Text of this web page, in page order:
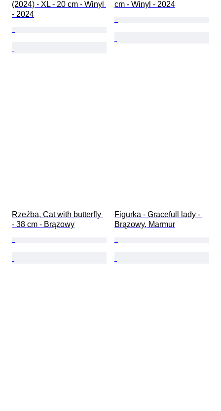
(2024) - XL - 20 cm - Winyl
- 2024
cm - Winyl - 2024
Rzeźba, Cat with butterfly
- 38 cm - Brązowy
Figurka - Gracefull lady -
Brązowy, Marmur